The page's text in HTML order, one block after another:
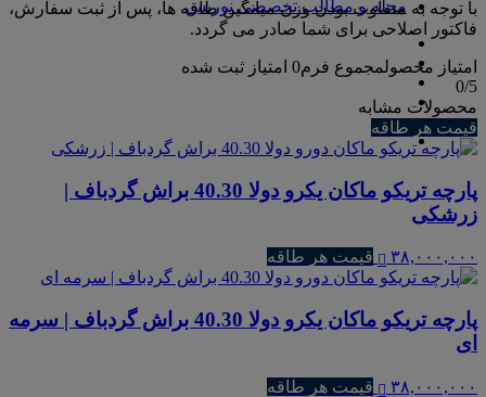
مجله و مطالب تخصصی نوریس
با توجه به متفاوت بودن وزن میانگین طاقه ها، پس از ثبت سفارش،
فاکتور اصلاحی برای شما صادر می گردد.
امتیاز محصولمجموع فرم0 امتیاز ثبت شده
0/5
محصولات مشابه
قیمت هر طاقه
پارچه تریکو ماکان یکرو دولا 40.30 براش گردباف |
زرشکی
۳۸,۰۰۰,۰۰۰ قیمت هر طاقه
پارچه تریکو ماکان یکرو دولا 40.30 براش گردباف | سرمه
ای
۳۸,۰۰۰,۰۰۰ قیمت هر طاقه